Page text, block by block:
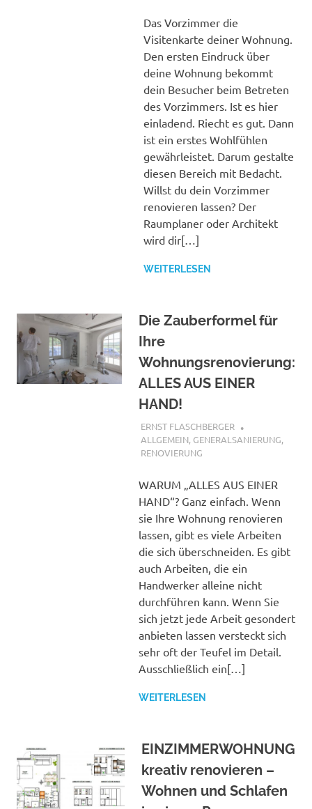
Das Vorzimmer die
Visitenkarte deiner Wohnung.
Den ersten Eindruck über
deine Wohnung bekommt
dein Besucher beim Betreten
des Vorzimmers. Ist es hier
einladend. Riecht es gut. Dann
ist ein erstes Wohlfühlen
gewährleistet. Darum gestalte
diesen Bereich mit Bedacht.
Willst du dein Vorzimmer
renovieren lassen? Der
Raumplaner oder Architekt
wird dir[…]
WEITERLESEN
Die Zauberformel für
Ihre
Wohnungsrenovierung:
ALLES AUS EINER
HAND!
29. MAI 2017
ERNST FLASCHBERGER
ALLGEMEIN, GENERALSANIERUNG,
RENOVIERUNG
WARUM „ALLES AUS EINER
HAND“? Ganz einfach. Wenn
sie Ihre Wohnung renovieren
lassen, gibt es viele Arbeiten
die sich überschneiden. Es gibt
auch Arbeiten, die ein
Handwerker alleine nicht
durchführen kann. Wenn Sie
sich jetzt jede Arbeit gesondert
anbieten lassen versteckt sich
sehr oft der Teufel im Detail.
Ausschließlich ein[…]
WEITERLESEN
EINZIMMERWOHNUNG
kreativ renovieren –
Wohnen und Schlafen